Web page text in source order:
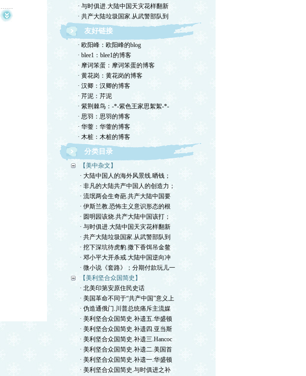
· 与时俱进.大陆中国天灾花样翻新
· 共产大陆垃圾国家.从武警部队到
友好链接
· 欧阳峰：欧阳峰的blog
· blee1：blee1的博客
· 摩诃笨蛋：摩诃笨蛋的博客
· 黄花岗：黄花岗的博客
· 汉卿：汉卿的博客
· 芹泥：芹泥
· 紫荆棘鸟：-*-紫色王家思絮絮-*-
· 思羽：思羽的博客
· 华蓥：华蓥的博客
· 木桩：木桩的博客
分类目录
【美中杂文】
· 大陆中国人的海外风景线.晒钱；
· 非凡的大陆共产中国人的创造力；
· 流氓两会生奇葩.共产大陆中国要
· 伊斯兰教.恐怖主义意识形态的根
· 圆明园该烧.共产大陆中国该打；
· 与时俱进.大陆中国天灾花样翻新
· 共产大陆垃圾国家.从武警部队到
· 挖下深坑待虎豹.撒下香饵吊金鳌
· 邓小平大开杀戒.大陆中国逆向冲
· 微小说《套路》；分期付款玩儿一
【美利坚合众国简史】
· 北美印第安原住民史话
· 美国革命不同于“共产中国”意义上
· 伪造通俄门.川普总统痛斥主流媒
· 美利坚合众国简史.补遗五.华盛顿
· 美利坚合众国简史.补遗四.亚当斯
· 美利坚合众国简史.补遗三.Hancoc
· 美利坚合众国简史.补遗二.美国首
· 美利坚合众国简史.补遗一.华盛顿
· 美利坚合众国简史.与时俱进之补